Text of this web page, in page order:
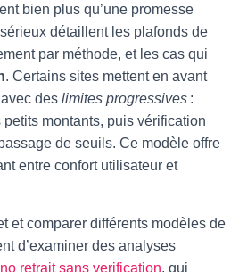
bien plus qu’une promesse
détaillent les plafonds de
par méthode, et les cas qui
. Certains sites mettent en avant
des limites progressives :
montants, puis vérification
de seuils. Ce modèle offre
entre confort utilisateur et
et comparer différents modèles de
d’examiner des analyses
retrait sans verification, qui